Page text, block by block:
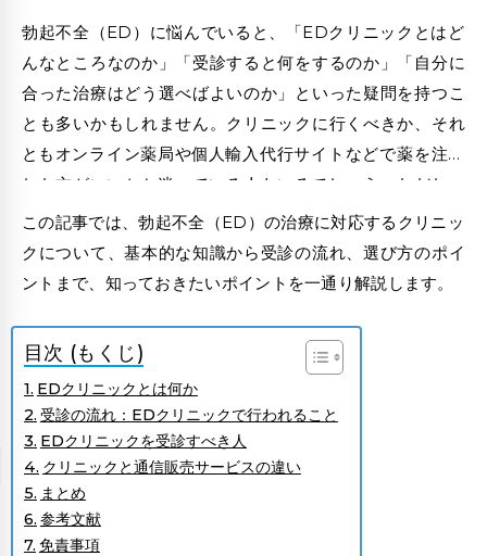
勃起不全（ED）に悩んでいると、「EDクリニックとはど
んなところなのか」「受診すると何をするのか」「自分に
合った治療はどう選べばよいのか」といった疑問を持つこ
とも多いかもしれません。クリニックに行くべきか、それ
とも オンライン薬局や個人輸入代行サイト などで薬を注文
した方がいいかと迷っている人もいるでしょう。
ただし、
こうした方法での入手には、情報の正確性や安全性の見極
めが重要になる点にも注意が必要です。
この記事では、勃起不全（ED）の治療に対応するクリニッ
クについて、基本的な知識から受診の流れ、選び方のポイ
ントまで、知っておきたいポイントを一通り解説します。
目次 (もくじ)
EDクリニックとは何か
受診の流れ：EDクリニックで行われること
EDクリニックを受診すべき人
クリニックと通信販売サービスの違い
まとめ
参考文献
免責事項